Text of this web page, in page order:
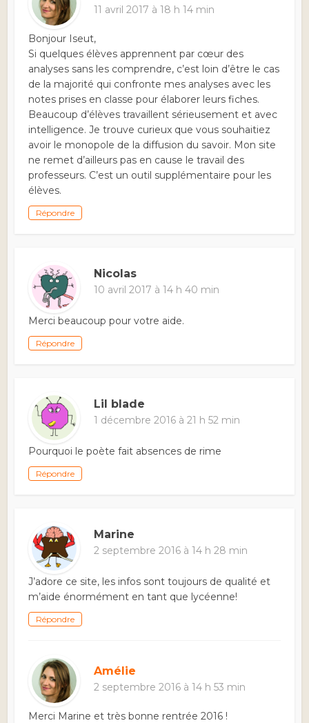
11 avril 2017 à 18 h 14 min
Bonjour Iseut,
Si quelques élèves apprennent par cœur des
analyses sans les comprendre, c’est loin d’être le cas
de la majorité qui confronte mes analyses avec les
notes prises en classe pour élaborer leurs fiches.
Beaucoup d’élèves travaillent sérieusement et avec
intelligence. Je trouve curieux que vous souhaitiez
avoir le monopole de la diffusion du savoir. Mon site
ne remet d’ailleurs pas en cause le travail des
professeurs. C’est un outil supplémentaire pour les
élèves.
Répondre
Nicolas
10 avril 2017 à 14 h 40 min
Merci beaucoup pour votre aide.
Répondre
Lil blade
1 décembre 2016 à 21 h 52 min
Pourquoi le poète fait absences de rime
Répondre
Marine
2 septembre 2016 à 14 h 28 min
J’adore ce site, les infos sont toujours de qualité et
m’aide énormément en tant que lycéenne!
Répondre
Amélie
2 septembre 2016 à 14 h 53 min
Merci Marine et très bonne rentrée 2016 !